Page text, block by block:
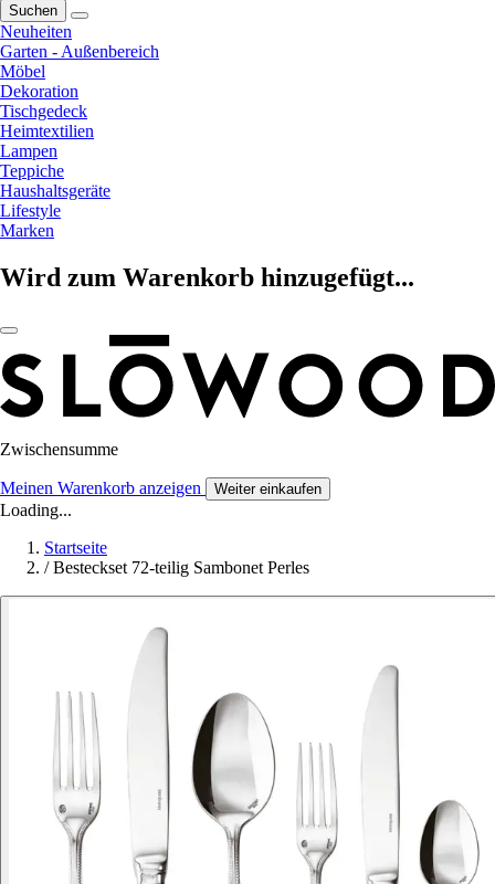
Suchen
Neuheiten
Garten - Außenbereich
Möbel
Dekoration
Tischgedeck
Heimtextilien
Lampen
Teppiche
Haushaltsgeräte
Lifestyle
Marken
Wird zum Warenkorb hinzugefügt...
Zwischensumme
Meinen Warenkorb anzeigen Weiter einkaufen
Loading...
Startseite
/ Besteckset 72-teilig Sambonet Perles